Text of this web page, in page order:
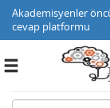
Akademisyenler
cevap platformu
Toggle